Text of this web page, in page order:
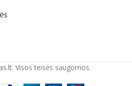
Visos teisės saugomos.